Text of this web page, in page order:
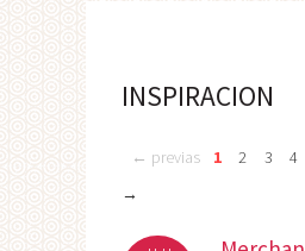
INSPIRACION
← previas 1 2 3 4
→